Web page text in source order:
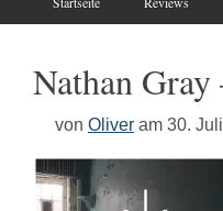
Nathan
von Oliver am 30.